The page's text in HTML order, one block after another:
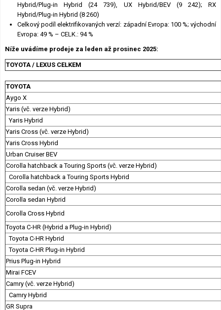
Hybrid/Plug-in Hybrid (24 739), UX Hybrid/BEV (9 242); RX
Hybrid/Plug-in Hybrid (8 260)
Celkový podíl elektrifikovaných verzí: západní Evropa: 100 %; východní
Evropa: 49 % – CELK.: 94 %
Níže uvádíme prodeje za leden až prosinec 2025:
TOYOTA / LEXUS CELKEM
TOYOTA
Aygo X
Yaris (vč. verze Hybrid)
Yaris Hybrid
Yaris Cross (vč. verze Hybrid)
Yaris Cross Hybrid
Urban Cruiser BEV
Corolla hatchback a Touring Sports (vč. verze Hybrid)
Corolla hatchback a Touring Sports Hybrid
Corolla sedan (vč. verze Hybrid)
Corolla sedan Hybrid
Corolla Cross Hybrid
Toyota C-HR (Hybrid a Plug-in Hybrid)
Toyota C-HR Hybrid
Toyota C-HR Plug-in Hybrid
Prius Plug-in Hybrid
Mirai FCEV
Camry (vč. verze Hybrid)
Camry Hybrid
GR Supra